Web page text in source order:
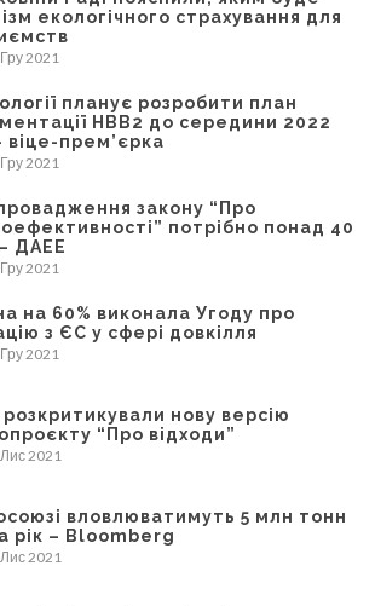
екологічного страхування для
2021
планує розробити план
НВВ2 до середини 2022
віце-прем’єрка
2021
закону “Про
потрібно понад 40
ДАЕЕ
2021
на 60% виконала Угоду про
з ЄС у сфері довкілля
2021
нову версію
“Про відходи”
2021
вловлюватимуть 5 млн тонн
рік – Bloomberg
2021